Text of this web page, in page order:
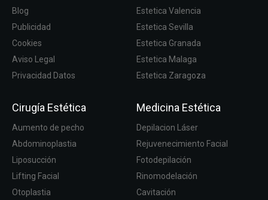
Blog
Publicidad
Cookies
Aviso Legal
Privacidad Datos
Estetica Valencia
Estetica Sevilla
Estetica Granada
Estetica Malaga
Estetica Zaragoza
Cirugía Estética
Aumento de pecho
Abdominoplastia
Liposucción
Lifting Facial
Otoplastia
Medicina Estética
Depilacion Láser
Rejuvenecimiento Facial
Fotodepilación
Rinomodelación
Cavitación